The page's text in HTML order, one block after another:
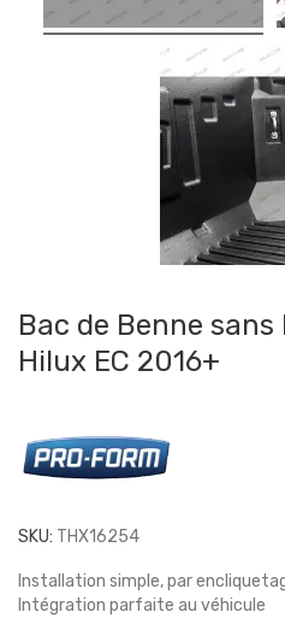
Bac de Benne
Hilux EC 2016+
SKU: THX16254
Installation simple, par
Intégration parfaite au véhicule